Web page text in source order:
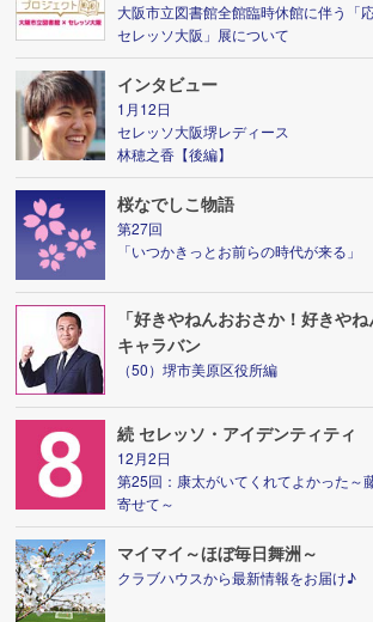
大阪市立図書館全館臨時休館に伴う「
セレッソ大阪」展について
インタビュー
1月12日
セレッソ大阪堺レディース
林穂之香【後編】
桜なでしこ物語
第27回
「いつかきっとお前らの時代が来る」
「好きやねんおおさか！好きや
キャラバン
（50）堺市美原区役所編
続 セレッソ・アイデンティティ
12月2日
第25回：康太がいてくれてよかった～
寄せて～
マイマイ～ほぼ毎日舞洲～
クラブハウスから最新情報をお届け♪